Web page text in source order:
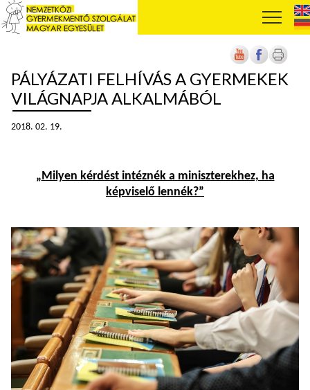
PÁLYÁZATI FELHÍVÁS A GYERMEKEK
VILÁGNAPJA ALKALMÁBÓL
2018. 02. 19.
„Milyen kérdést intéznék a miniszterekhez, ha
képviselő lennék?”